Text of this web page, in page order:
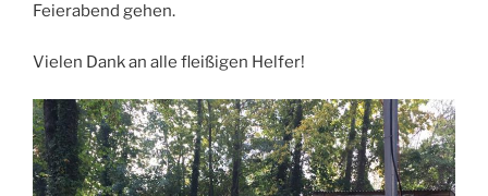
Feierabend gehen.
Vielen Dank an alle fleißigen Helfer!